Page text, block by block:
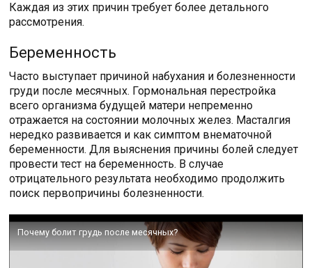
Каждая из этих причин требует более детального
рассмотрения.
Беременность
Часто выступает причиной набухания и болезненности
груди после месячных. Гормональная перестройка
всего организма будущей матери непременно
отражается на состоянии молочных желез. Масталгия
нередко развивается и как симптом внематочной
беременности. Для выяснения причины болей следует
провести тест на беременность. В случае
отрицательного результата необходимо продолжить
поиск первопричины болезненности.
Почему болит грудь после месячных?